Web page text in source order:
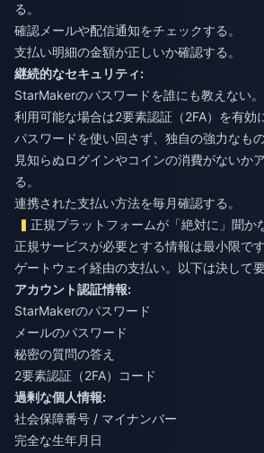
る。
確認メールや配信通知をチェックする。
支払い明細の金額が正しいか確認する。
継続的なセキュリティ:
StarMakerのパスワードを誰にも教えない。
利用可能な場合は2要素認証（2FA）を有効
パスワードを使い回さず、独自の強力なもの
見知らぬログインやコインの消費がないか
る。
連携された支払い方法を毎月確認する。
正規プラットフォームが「絶対に」聞か
正規サービスが必要とする情報は最小限で
ゲートウェイ経由の支払い。以下は決して
アカウント認証情報:
StarMakerのパスワード
メールのパスワード
秘密の質問の答え
2要素認証（2FA）コード
過剰な個人情報:
社会保障番号 / マイナンバー
完全な生年月日